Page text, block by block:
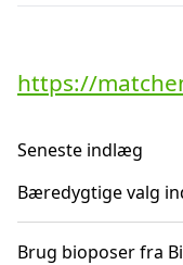
https://
Seneste indlæg
Bæredygtige valg
Brug bioposer fra